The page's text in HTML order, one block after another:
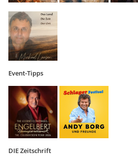
Event-Tipps
DIE Zeitschrift